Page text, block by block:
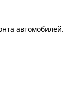
автомобилей.